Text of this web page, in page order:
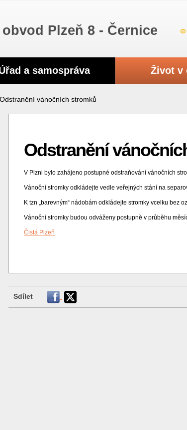
Plzeň 8 - Černice
Odstranění vánočních stromků
Odstranění
V Plzni bylo zahájeno postupné odstraňování vánočních
Vánoční stromky odkládejte vedle veřejných stání na
K tzn „barevným“ nádobám odkládejte stromky vcelku bez
Vánoční stromky budou odváženy postupně v průběhu
Čistá Plzeň
Sdílet
a samospráva Život v